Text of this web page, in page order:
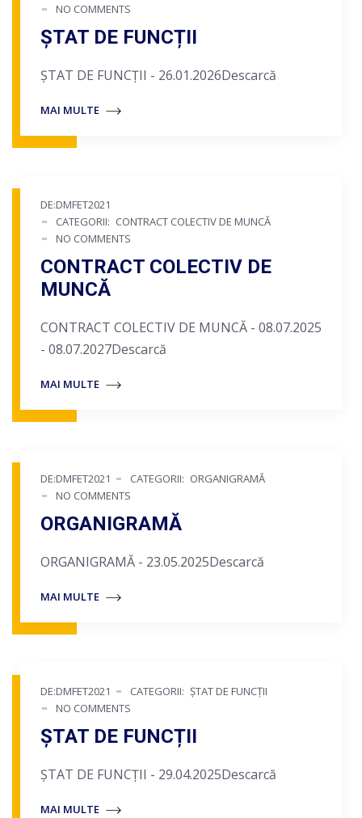
NO COMMENTS
ȘTAT DE FUNCȚII
ȘTAT DE FUNCȚII - 26.01.2026Descarcă
MAI MULTE
DE:DMFET2021
CATEGORII: CONTRACT COLECTIV DE MUNCĂ
NO COMMENTS
CONTRACT COLECTIV DE
MUNCĂ
CONTRACT COLECTIV DE MUNCĂ - 08.07.2025
- 08.07.2027Descarcă
MAI MULTE
DE:DMFET2021 CATEGORII: ORGANIGRAMĂ
NO COMMENTS
ORGANIGRAMĂ
ORGANIGRAMĂ - 23.05.2025Descarcă
MAI MULTE
DE:DMFET2021 CATEGORII: ȘTAT DE FUNCȚII
NO COMMENTS
ȘTAT DE FUNCȚII
ȘTAT DE FUNCȚII - 29.04.2025Descarcă
MAI MULTE